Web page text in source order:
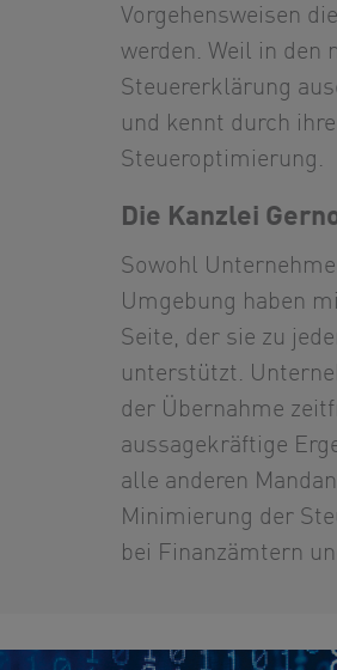
Vorgehensweisen
werden. Weil in
Steuererklärung
und kennt durch
Steueroptimierung.
Die Kanzlei
Sowohl
Umgebung haben
Seite, der sie zu
unterstützt.
der Übernahme
aussagekräftige
alle anderen
Minimierung der
bei Finanzämtern